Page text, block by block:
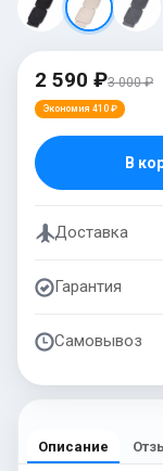
2 590 ₽3 000 ₽
Экономия 410 ₽
В
Доставка
Гарантия
Самовывоз
Описание